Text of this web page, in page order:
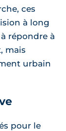
ces
à long
répondre à
mais
urbain
pour le